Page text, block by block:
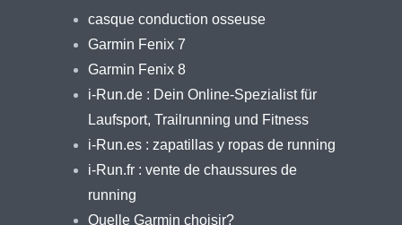
casque conduction osseuse
Garmin Fenix 7
Garmin Fenix 8
i-Run.de : Dein Online-Spezialist für
Laufsport, Trailrunning und Fitness
i-Run.es : zapatillas y ropas de running
i-Run.fr : vente de chaussures de
running
Quelle Garmin choisir?